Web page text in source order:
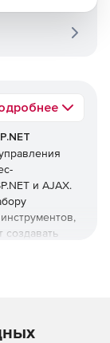
и AJAX.
создавать